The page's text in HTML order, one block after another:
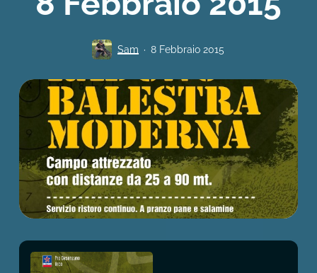
Sam 8 Febbraio 2015